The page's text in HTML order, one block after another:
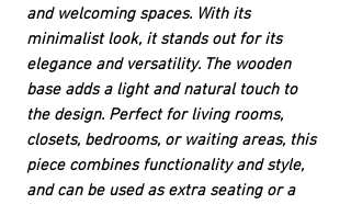
and welcoming spaces. With its
minimalist look, it stands out for its
elegance and versatility. The wooden
base adds a light and natural touch to
the design. Perfect for living rooms,
closets, bedrooms, or waiting areas, this
piece combines functionality and style,
and can be used as extra seating or a